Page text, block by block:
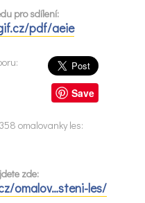
pro sdílení:
pdf/aeie
Save
omalovanky les:
zde:
omalov…steni-les/